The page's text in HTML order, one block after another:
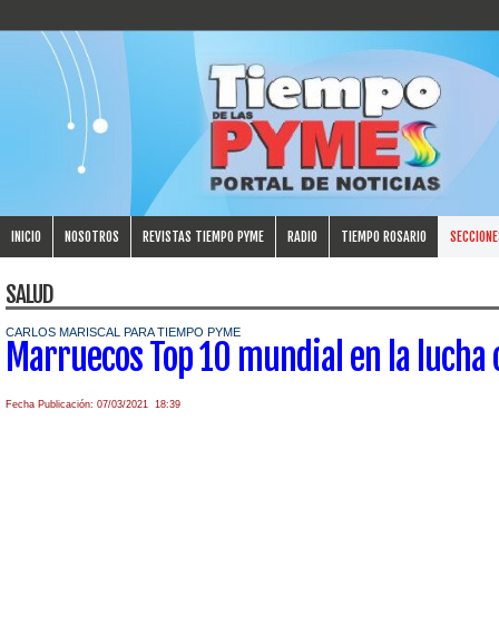
INICIO NOSOTROS REVISTAS TIEMPO PYME RADIO TIEMPO ROSARIO
SALUD
CARLOS MARISCAL PARA TIEMPO PYME
Marruecos Top 10 mundial en la
Fecha Publicación: 07/03/2021 18:39